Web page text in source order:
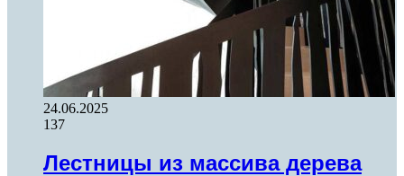
24.06.2025
137
Лестницы из массива дерева